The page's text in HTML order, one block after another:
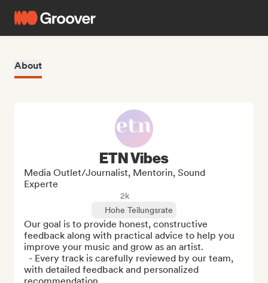
About
ETN Vibes
Media Outlet/Journalist, Mentorin, Sound
Experte
2k
Hohe Teilungsrate
Our goal is to provide honest, constructive
feedback along with practical advice to help you
improve your music and grow as an artist.
with detailed feedback and personalized